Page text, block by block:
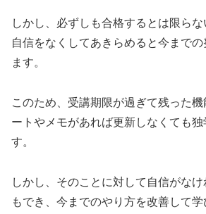
しかし、必ずしも合格するとは限ら
自信をなくしてあきらめると今まで
ます。
このため、受講期限が過ぎて残った
ートやメモがあれば更新しなくても
す。
しかし、そのことに対して自信がな
もでき、今までのやり方を改善して